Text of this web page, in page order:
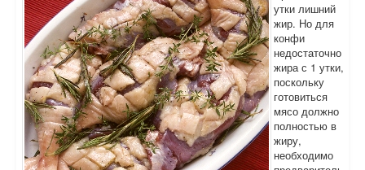
утки лишний
жир. Но для
конфи
недостаточно
жира с 1 утки,
поскольку
готовиться
мясо должно
полностью в
жиру,
необходимо